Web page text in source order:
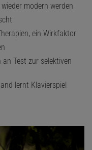
modern werden
ein Wirkfaktor
Test zur selektiven
lernt Klavierspiel